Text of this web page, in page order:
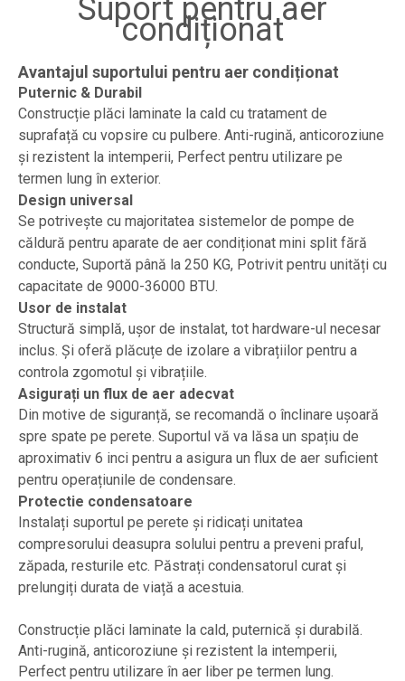
Suport pentru aer
condiționat
Avantajul suportului pentru aer condiționat
Puternic & Durabil
Construcție plăci laminate la cald cu tratament de
suprafață cu vopsire cu pulbere. Anti-rugină, anticoroziune
și rezistent la intemperii, Perfect pentru utilizare pe
termen lung în exterior.
Design universal
Se potrivește cu majoritatea sistemelor de pompe de
căldură pentru aparate de aer condiționat mini split fără
conducte, Suportă până la 250 KG, Potrivit pentru unități cu
capacitate de 9000-36000 BTU.
Usor de instalat
Structură simplă, ușor de instalat, tot hardware-ul necesar
inclus. Și oferă plăcuțe de izolare a vibrațiilor pentru a
controla zgomotul și vibrațiile.
Asigurați un flux de aer adecvat
Din motive de siguranță, se recomandă o înclinare ușoară
spre spate pe perete. Suportul vă va lăsa un spațiu de
aproximativ 6 inci pentru a asigura un flux de aer suficient
pentru operațiunile de condensare.
Protectie condensatoare
Instalați suportul pe perete și ridicați unitatea
compresorului deasupra solului pentru a preveni praful,
zăpada, resturile etc. Păstrați condensatorul curat și
prelungiți durata de viață a acestuia.
Construcție plăci laminate la cald, puternică și durabilă.
Anti-rugină, anticoroziune și rezistent la intemperii,
Perfect pentru utilizare în aer liber pe termen lung.